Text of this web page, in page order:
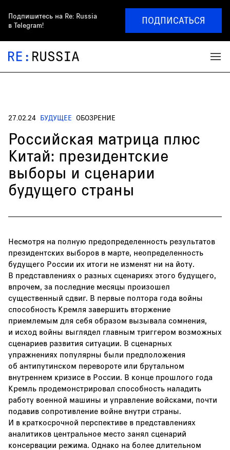
Подпишитесь на Re: Russia
в Telegram!
ПОДПИСАТЬСЯ
27.02.24 БУДУЩЕЕ ОБОЗРЕНИЕ
Российская матрица плюс
Китай: президентские
выборы и сценарии
будущего страны
Несмотря на полную предопределенность результатов
президентских выборов в марте, неопределенность
будущего России их итоги не изменят ни на йоту.
В представлениях о разных сценариях этого будущего,
впрочем, за последние месяцы произошел
существенный сдвиг. В первые полтора года войны
способность Кремля завершить вторжение
приемлемым для себя образом вызывала сомнения,
и исход войны выглядел главным триггером возможных
сценариев развития ситуации. В сценарных
упражнениях популярны были предположения
об антипутинском перевороте или брутальном
внутреннем кризисе в России. В конце прошлого года
Кремль продемонстрировал способность наладить
работу военной машины и управление войсками, почти
подавив сопротивление войне внутри страны.
И в краткосрочной перспективе в представлениях
аналитиков центральное место занял сценарий
консервации режима. Однако на более длительном